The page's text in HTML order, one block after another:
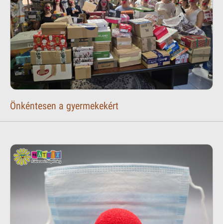
Önkéntesen a gyermekekért